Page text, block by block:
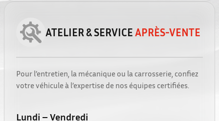
ATELIER & SERVICE APRÈS-VENTE
Pour l’entretien, la mécanique ou la carrosserie, confiez
votre véhicule à l’expertise de nos équipes certifiées.
Lundi – Vendredi